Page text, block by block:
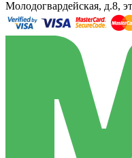
Молодогвардейская, д.8,